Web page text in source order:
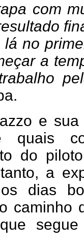
com
no
a
e
quais
do
a
dias
caminho